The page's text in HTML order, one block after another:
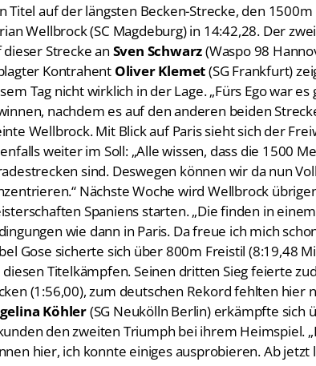
Titel auf der längsten Becken-Strecke, den
Wellbrock (SC Magdeburg) in 14:42,28. Der
dieser Strecke an Sven Schwarz(Waspo 98
Kontrahent Oliver Klemet(SG Frankfurt)
Tag nicht wirklich in der Lage. „Fürs Ego war
nachdem es auf den anderen beiden
Wellbrock. Mit Blick auf Paris sieht sich der
weiter im Soll: „Alle wissen, dass die 1500
sind. Deswegen können wir da nun
Nächste Woche wird Wellbrock
Spaniens starten. „Die finden in
wie dann in Paris. Da freue ich mich
Gose sicherte sich über 800m Freistil (8:19,48
diesen Titelkämpfen. Seinen dritten Sieg feierte
(1:56,00), zum deutschen Rekord fehlten
Köhler(SG Neukölln Berlin) erkämpfte sich
den zweiten Triumph bei ihrem Heimspiel.
hier, ich konnte einiges ausprobieren. Ab